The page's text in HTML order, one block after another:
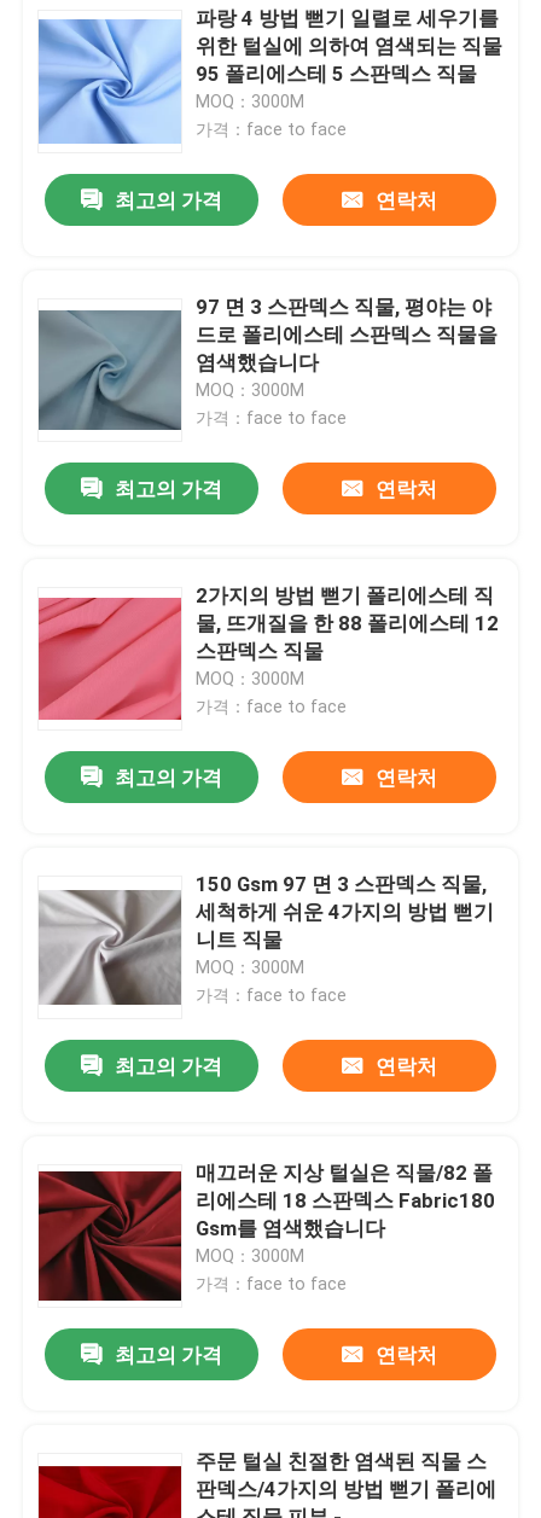
회사 소개
접촉
제품 소개
나일론 호박단 직물
폴리에스테에 의하여 길쌈되는 직물
길쌈된 나일론 직물
나일론 니트 직물
파랑 4 방법 뻗기 일렬로 세우기를
위한 털실에 의하여 염색되는 직물
95 폴리에스테 5 스판덱스 직물
MOQ：3000M
가격：face to face
최고의 가격 연락처
97 면 3 스판덱스 직물, 평야는 야
드로 폴리에스테 스판덱스 직물을
염색했습니다
MOQ：3000M
가격：face to face
최고의 가격 연락처
2가지의 방법 뻗기 폴리에스테 직
물, 뜨개질을 한 88 폴리에스테 12
스판덱스 직물
MOQ：3000M
가격：face to face
최고의 가격 연락처
150 Gsm 97 면 3 스판덱스 직물,
세척하게 쉬운 4가지의 방법 뻗기
니트 직물
MOQ：3000M
가격：face to face
최고의 가격 연락처
매끄러운 지상 털실은 직물/82 폴
리에스테 18 스판덱스 Fabric180
Gsm를 염색했습니다
MOQ：3000M
가격：face to face
최고의 가격 연락처
주문 털실 친절한 염색된 직물 스
판덱스/4가지의 방법 뻗기 폴리에